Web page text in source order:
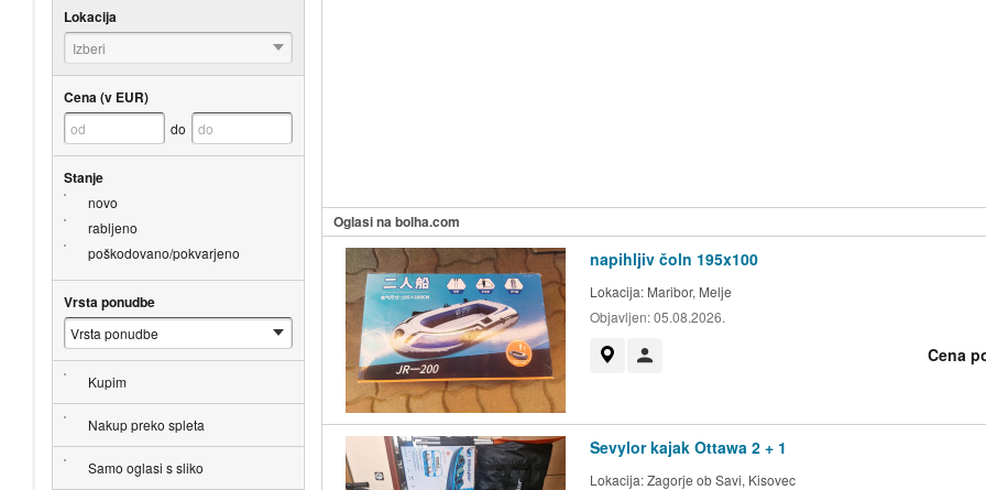
Oglasi na bolha.com
napihljiv čoln 195x100
Lokacija: Maribor, Melje
Objavljen:05.08.2026.
Cena
Sevylor kajak Ottawa 2 + 1
Lokacija:Zagorje ob Savi, Kisovec
Lokacija
Izberi
Cena (v EUR)
do
Stanje
novo
rabljeno
poškodovano/pokvarjeno
Vrsta ponudbe
Kupim
Nakup preko spleta
Samo oglasi s sliko